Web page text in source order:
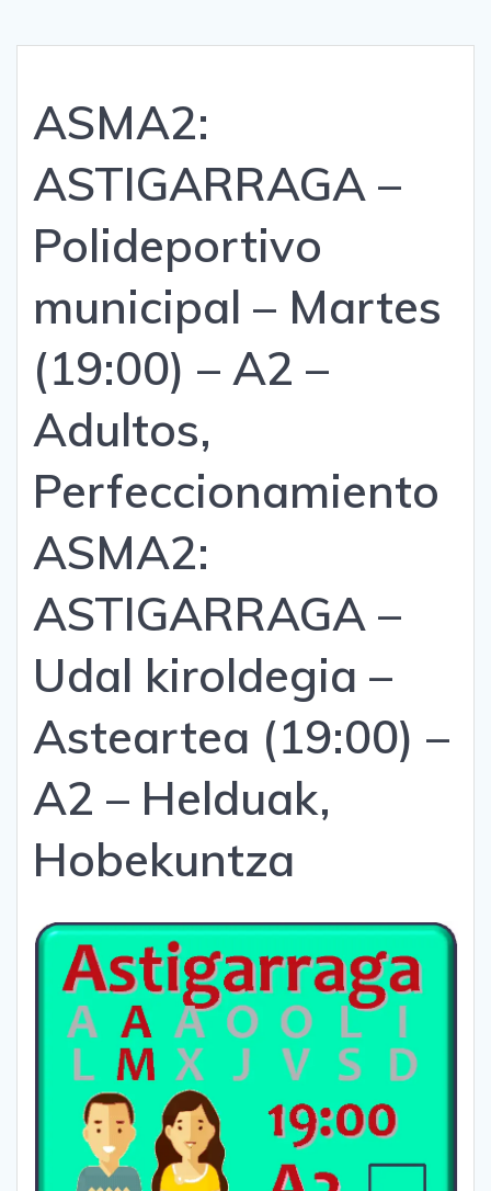
ASMA2:
ASTIGARRAGA –
Polideportivo
municipal – Martes
(19:00) – A2 –
Adultos,
Perfeccionamiento
ASMA2:
ASTIGARRAGA –
Udal kiroldegia –
Asteartea (19:00) –
A2 – Helduak,
Hobekuntza